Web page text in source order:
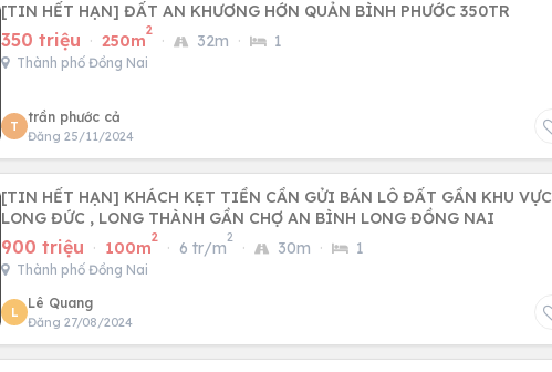
[TIN HẾT HẠN] ĐẤT AN KHƯƠNG HỚN QUẢN BÌNH PHƯỚC 350TR
350 triệu · 250m
2
· 32m · 1
Thành phố Đồng Nai
T
trần phước cả
Đăng 25/11/2024
[TIN HẾT HẠN] KHÁCH KẸT TIỀN CẦN GỬI BÁN LÔ ĐẤT GẦN KHU VỰC
LONG ĐỨC , LONG THÀNH GẦN CHỢ AN BÌNH LONG ĐỒNG NAI
900 triệu · 100m
2
· 6 tr/m
2
· 30m · 1
Thành phố Đồng Nai
L
Lê Quang
Đăng 27/08/2024